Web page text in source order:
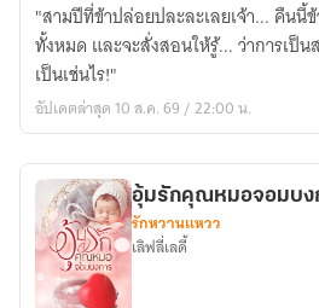
ฉบับ
นี้
ข้า
ขอม
ให้
ท่าน
(มี
ebook)
"สามปีที่ข้าปล่อยปละละเลยเจ้า... คืนนี้
ทั้งหมด และจะสั่งสอนให้รู้... ว่าการเป็
เป็นเช่นไร!"
อัปเดตล่าสุด 10 ส.ค. 69 / 22:00 น.
อุ้มรักคุณหมอจอมบง
รักหวานแหวว
เลิฟลี่เลดี้